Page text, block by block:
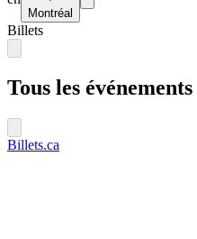
Montréal
Billets
Tous les événements
Billets.ca